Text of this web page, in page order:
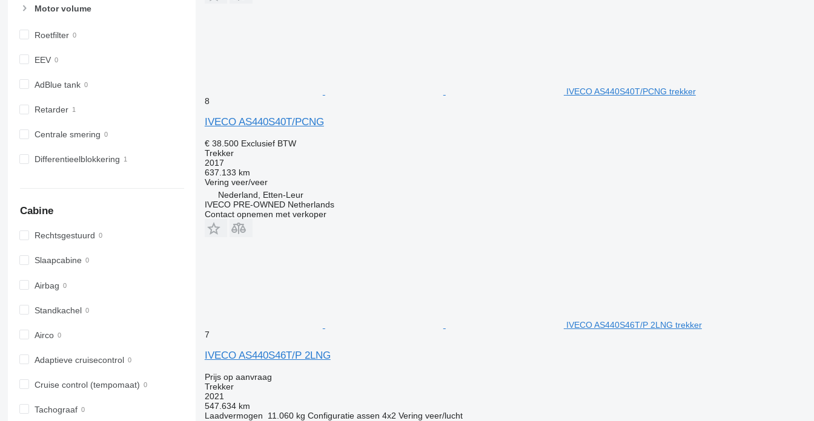
Motor volume
Roetfilter
EEV
AdBlue tank
Retarder
Centrale smering
Differentieelblokkering
Cabine
Rechtsgestuurd
Slaapcabine
Airbag
Standkachel
Airco
Adaptieve cruisecontrol
Cruise control (tempomaat)
Tachograaf
IVECO AS440S40T/PCNG trekker
8
IVECO AS440S40T/PCNG
€ 38.500 Exclusief BTW
Trekker
2017
637.133 km
Vering veer/veer
Nederland, Etten-Leur
IVECO PRE-OWNED Netherlands
Contact opnemen met verkoper
IVECO AS440S46T/P 2LNG trekker
7
IVECO AS440S46T/P 2LNG
Prijs op aanvraag
Trekker
2021
547.634 km
Laadvermogen
11.060 kg Configuratie assen 4x2 Vering veer/lucht